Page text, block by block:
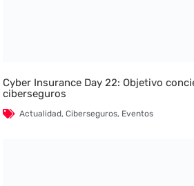
Cyber Insurance Day 22: Objetivo
ciberseguros
Actualidad,Ciberseguros, Eventos